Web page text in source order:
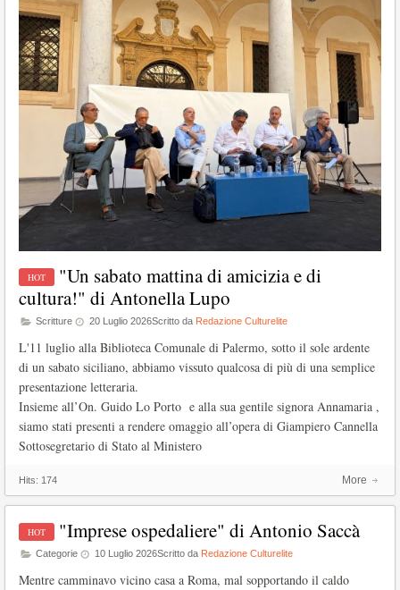
"Un sabato mattina di amicizia e di
cultura!" di Antonella Lupo
Scritture 20 Luglio 2026Scritto da Redazione Culturelite
L'11 luglio alla Biblioteca Comunale di Palermo, sotto il sole ardente
di un sabato siciliano, abbiamo vissuto qualcosa di più di una semplice
presentazione letteraria.
Insieme all’On. Guido Lo Porto e alla sua gentile signora Annamaria ,
siamo stati presenti a rendere omaggio all’opera di Giampiero Cannella
Sottosegretario di Stato al Ministero
Hits: 174 More
"Imprese ospedaliere" di Antonio Saccà
Categorie 10 Luglio 2026Scritto da Redazione Culturelite
Mentre camminavo vicino casa a Roma, mal sopportando il caldo